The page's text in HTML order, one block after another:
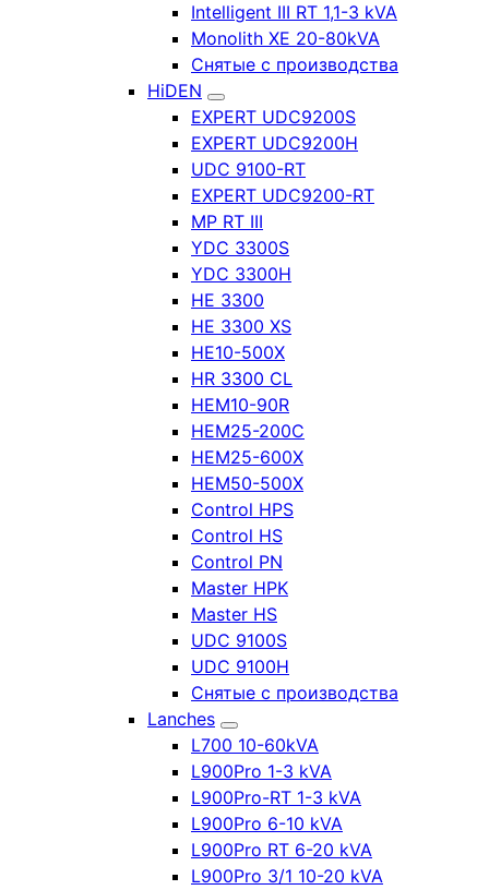
Intelligent III RT 1,1-3 kVA
Monolith XE 20-80kVA
Снятые с производства
HiDEN
EXPERT UDC9200S
EXPERT UDC9200H
UDC 9100-RT
EXPERT UDC9200-RT
MP RT III
YDC 3300S
YDC 3300H
HE 3300
HE 3300 XS
HE10-500X
HR 3300 CL
HEM10-90R
HEM25-200C
HEM25-600X
HEM50-500X
Control HPS
Control HS
Control PN
Master HPK
Master HS
UDC 9100S
UDC 9100H
Снятые с производства
Lanches
L700 10-60kVA
L900Pro 1-3 kVA
L900Pro-RT 1-3 kVA
L900Pro 6-10 kVA
L900Pro RT 6-20 kVA
L900Pro 3/1 10-20 kVA